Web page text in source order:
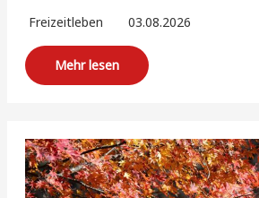
Freizeitleben 03.08.2026
Mehr lesen